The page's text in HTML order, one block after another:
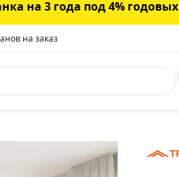
на 3 года под 4% годовых
на заказ